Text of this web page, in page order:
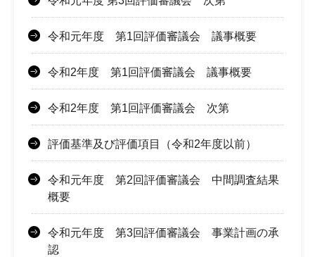
令和元年度 第1回評価審議会 議事概要
令和2年度 第1回評価審議会 議事概要
令和2年度 第1回評価審議会 次第
評価基準及び評価項目（令和2年度以前）
令和元年度 第2回評価審議会 中間調査結果
概要
令和元年度 第3回評価審議会 事業計画の承
認